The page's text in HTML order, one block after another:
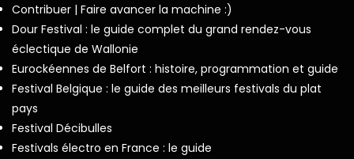
Contribuer | Faire avancer la machine :)
Dour Festival : le guide complet du grand rendez-vous
éclectique de Wallonie
Eurockéennes de Belfort : histoire, programmation et guide
Festival Belgique : le guide des meilleurs festivals du plat
pays
Festival Décibulles
Festivals électro en France : le guide